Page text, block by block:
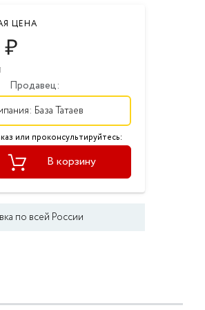
ЦЕНА
₽
Продавец:
База Татаев
или проконсультируйтесь:
В корзину
по всей России